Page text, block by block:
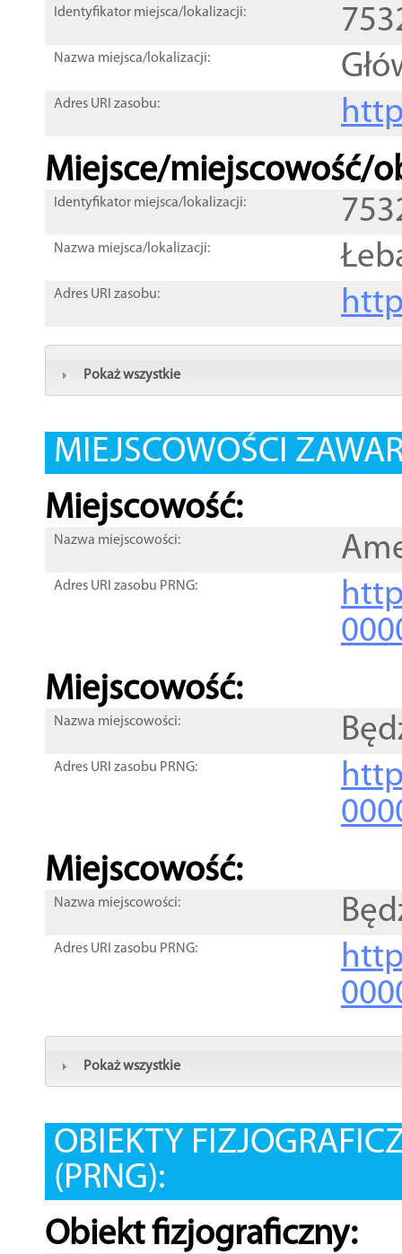
Identyfikator miejsca/lokalizacji:
Nazwa miejsca/lokalizacji:
Adres URI zasobu:
Miejsce/miejscowość/
Identyfikator miejsca/lokalizacji:
Nazwa miejsca/lokalizacji:
Adres URI zasobu:
Pokaż wszystkie
MIEJSCOWOŚCI
Miejscowość:
Nazwa miejscowości:
Adres URI zasobu PRNG:
Miejscowość:
Nazwa miejscowości:
Adres URI zasobu PRNG:
Miejscowość:
Nazwa miejscowości:
Adres URI zasobu PRNG:
Pokaż wszystkie
OBIEKTY
(PRNG):
Obiekt fizjograficzny: